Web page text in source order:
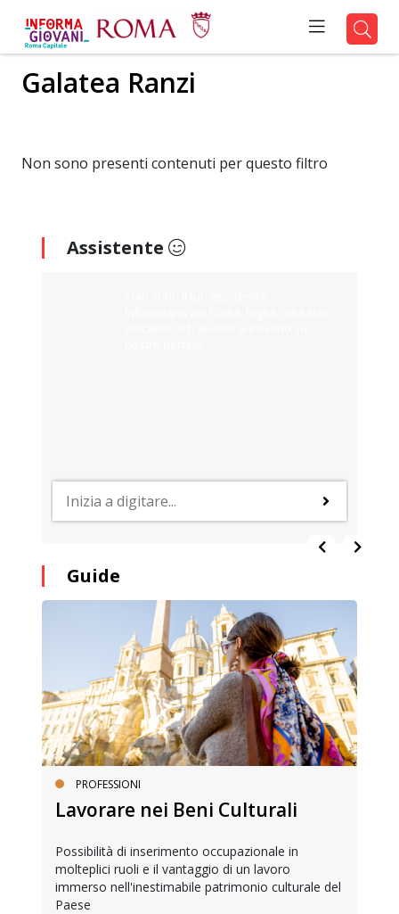
Galatea Ranzi
Non sono presenti contenuti per questo filtro
Assistente
Guide
PROFESSIONI
Lavorare nei Beni Culturali
Possibilità di inserimento occupazionale in
molteplici ruoli e il vantaggio di un lavoro
immerso nell'inestimabile patrimonio culturale del
Paese